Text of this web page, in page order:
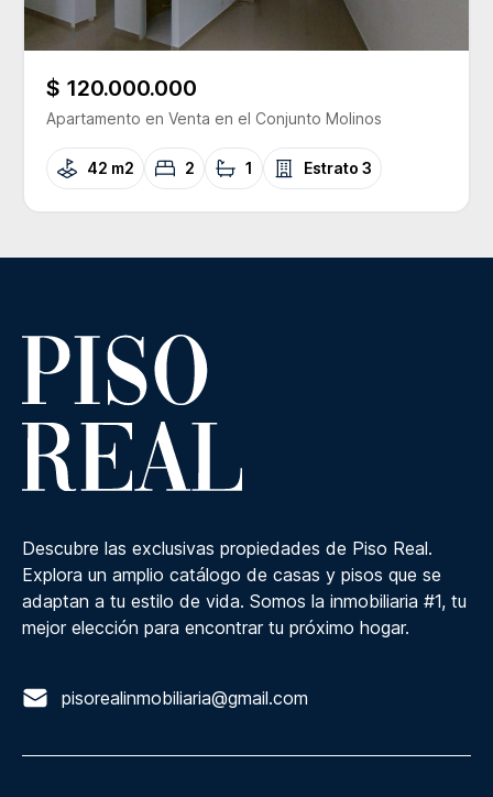
$ 120.000.000
Apartamento en Venta en el Conjunto Molinos
42 m2 2 1 Estrato 3
Descubre las exclusivas propiedades de Piso Real.
Explora un amplio catálogo de casas y pisos que se
adaptan a tu estilo de vida. Somos la inmobiliaria #1, tu
mejor elección para encontrar tu próximo hogar.
pisorealinmobiliaria@gmail.com